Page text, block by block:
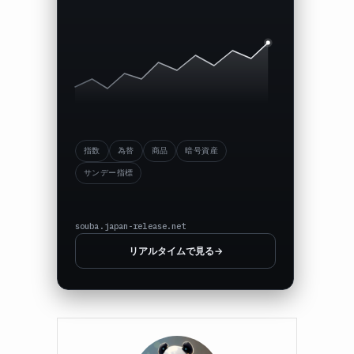
指数 為替 商品 暗号資産
サンデー指標
souba.japan-release.net
リアルタイムで見る→